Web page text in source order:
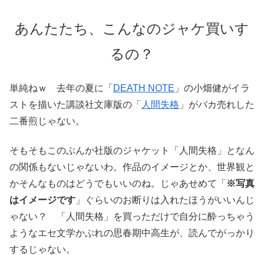
あんたたち、こんなのジャケ買いす
るの？
単純ねｗ 去年の夏に「 DEATH NOTE 」の小畑健がイラ
ストを描いた講談社文庫版の「 人間失格 」がバカ売れした
二番煎じゃない。
そもそもこのぶんか社版のジャケット「人間失格」となん
の関係もないじゃないわ。作品のイメージとか、世界観と
かそんなものはどうでもいいのね。じゃあせめて「 ※写真
はイメージです 」ぐらいのお断りは入れたほうがいいんじ
ゃない？ 「人間失格」を買っただけで自分に酔っちゃう
ようなエセ文学かぶれの思春期中高生が、読んでがっかり
するじゃない。